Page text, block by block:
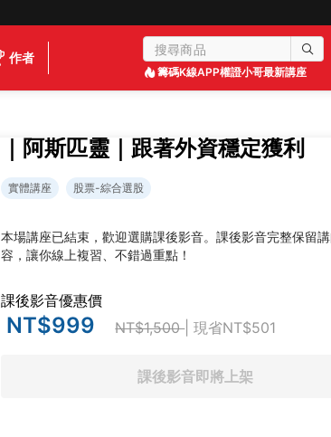
作者
籌碼K線APP權證小哥最新講座
｜阿斯匹靈｜跟著外資穩定獲利
實體講座 股票-綜合選股
本場講座已結束，歡迎選購課後影音。課後影音完整保留
容，讓你線上複習、不錯過重點！
課後影音優惠價
NT$999 NT$1,500| 現省NT$501
課後影音即將上架